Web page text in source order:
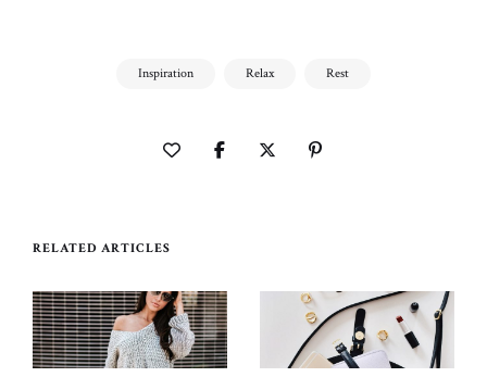
Inspiration Relax Rest
RELATED ARTICLES